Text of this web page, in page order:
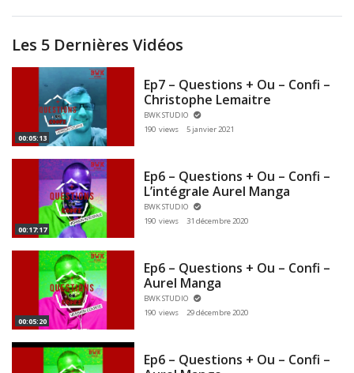
Les 5 Dernières Vidéos
00:05:13
Ep7 – Questions + Ou – Confi –
Christophe Lemaitre
BWK STUDIO
190 views
5 janvier 2021
00:17:17
Ep6 – Questions + Ou – Confi –
L’intégrale Aurel Manga
BWK STUDIO
190 views
31 décembre 2020
00:05:20
Ep6 – Questions + Ou – Confi –
Aurel Manga
BWK STUDIO
190 views
29 décembre 2020
Ep6 – Questions + Ou – Confi –